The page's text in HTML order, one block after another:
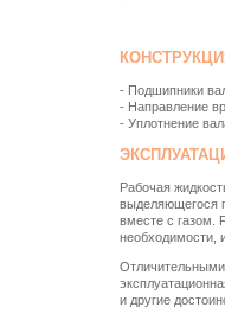
- Подшипники
- Направление
- Уплотнение
Рабочая
выделяющегося
вместе с газом.
необходимости,
и другие